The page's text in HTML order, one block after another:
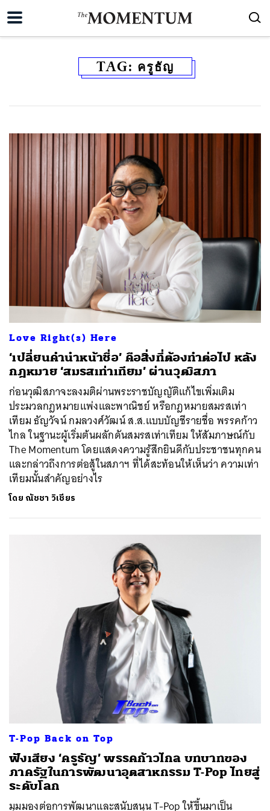
TAG: ครูธัญ
Love Right(s) Here
‘เปลี่ยนคำนำหน้าชื่อ’ คือสิ่งที่ต้องทำต่อไป หลัง
กฎหมาย ‘สมรสเท่าเทียม’ ผ่านวุฒิสภา
ก่อนวุฒิสภาจะลงมติผ่านพระราชบัญญัติแก้ไขเพิ่มเติม
ประมวลกฎหมายแพ่งและพาณิชย์ หรือกฎหมายสมรสเท่า
เทียม ธัญวัจน์ กมลวงศ์วัฒน์ ส.ส.แบบบัญชีรายชื่อ พรรคก้าว
ไกล ในฐานะผู้เริ่มต้นผลักดันสมรสเท่าเทียม ให้สัมภาษณ์กับ
The Momentum โดยแสดงความรู้สึกยินดีกับประชาชนทุกคน
และกล่าวถึงการต่อสู้ในสภาฯ ที่ได้สะท้อนให้เห็นว่า ความเท่า
เทียมนั้นสำคัญอย่างไร
โดย ณัชชา วิเชียร
T-Pop Back on Top
ฟังเสียง ‘ครูธัญ’ พรรคก้าวไกล บทบาทของ
ภาครัฐในการพัฒนาอุตสาหกรรม T-Pop ไทยสู่
ระดับโลก
มุมมองต่อการพัฒนาและสนับสนุน T-Pop ให้ขึ้นมาเป็น